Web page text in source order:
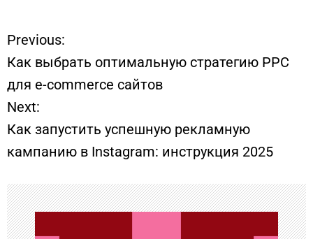
Н
а
в
и
г
а
Previous:
Как выбрать оптимальную стратегию PPC
для e-commerce сайтов
Next:
Как запустить успешную рекламную
кампанию в Instagram: инструкция 2025